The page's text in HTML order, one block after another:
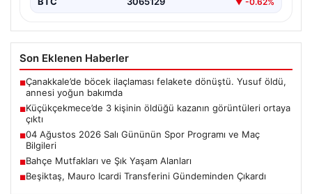
Son Eklenen Haberler
■Çanakkale’de böcek ilaçlaması felakete dönüştü. Yusuf öldü,
annesi yoğun bakımda
■Küçükçekmece’de 3 kişinin öldüğü kazanın görüntüleri ortaya
çıktı
■04 Ağustos 2026 Salı Gününün Spor Programı ve Maç
Bilgileri
■Bahçe Mutfakları ve Şık Yaşam Alanları
■Beşiktaş, Mauro Icardi Transferini Gündeminden Çıkardı